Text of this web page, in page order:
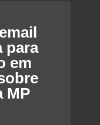
para
em
MP